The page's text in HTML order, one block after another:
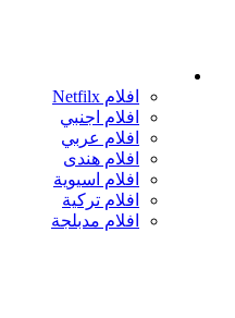
افلام Netfilx
افلام اجنبي
افلام عربي
افلام هندى
افلام اسيوية
افلام تركية
افلام مدبلجة